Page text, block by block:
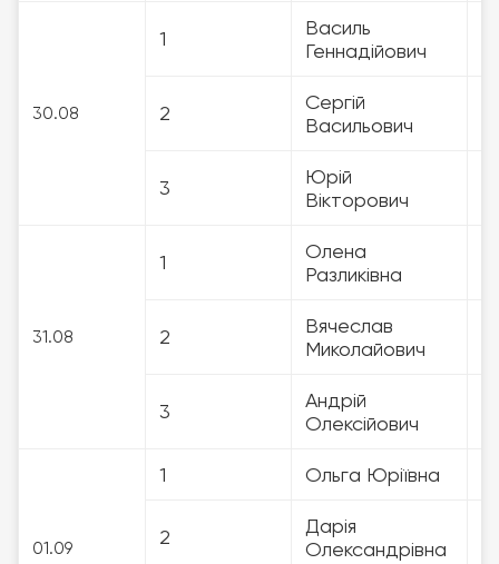
30.08
1
Василь
Геннадійович
2
Сергій
Васильович
3
Юрій
Вікторович
31.08
1
Олена
Разликівна
2
Вячеслав
Миколайович
3
Андрій
Олексійович
01.09
1 Ольга Юріївна
2
Дарія
Олександрівна